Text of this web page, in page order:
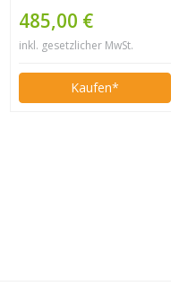
485,00 €
inkl. gesetzlicher MwSt.
Kaufen*